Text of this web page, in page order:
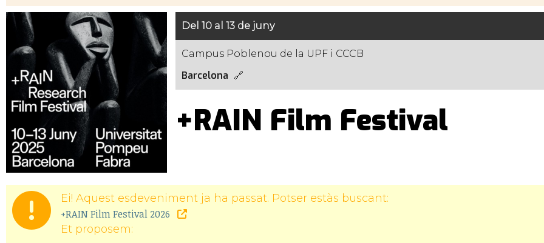
Del 10 al 13 de juny
Campus Poblenou de la UPF i CCCB
Barcelona
+RAIN Film Festival
Ei! Aquest esdeveniment ja ha passat. Potser estàs buscant:
+RAIN Film Festival 2026
Et proposem: